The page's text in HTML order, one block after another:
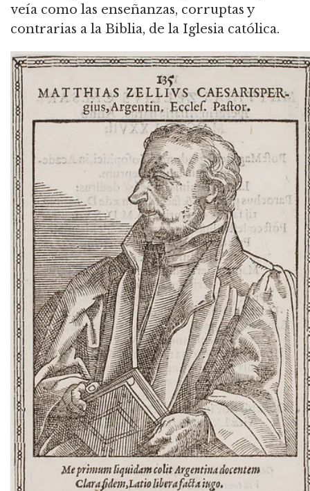
veía como las enseñanzas, corruptas y
contrarias a la Biblia, de la Iglesia católica.